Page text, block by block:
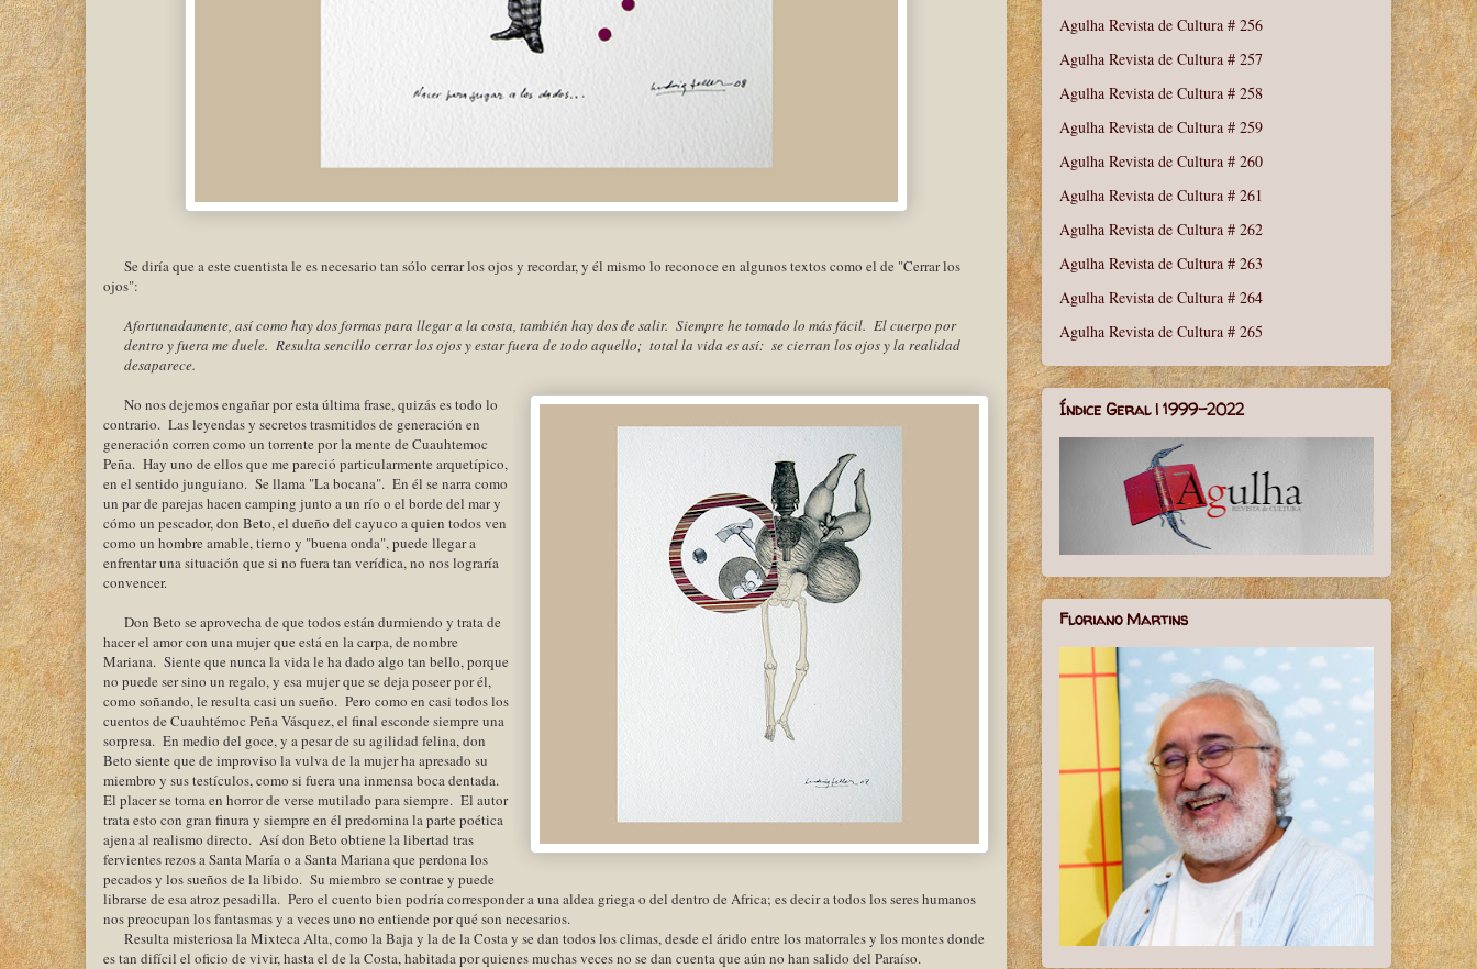
Se diría que a este cuentista le es necesario tan sólo cerrar los ojos y recordar, y él mismo lo reconoce en algunos textos como el de "Cerrar los
ojos":
Afortunadamente, así como hay dos formas para llegar a la costa, también hay dos de salir. Siempre he tomado lo más fácil. El cuerpo por
dentro y fuera me duele. Resulta sencillo cerrar los ojos y estar fuera de todo aquello; total la vida es así: se cierran los ojos y la realidad
desaparece.
No nos dejemos engañar por esta última frase, quizás es todo lo
contrario. Las leyendas y secretos trasmitidos de generación en
generación corren como un torrente por la mente de Cuauhtemoc
Peña. Hay uno de ellos que me pareció particularmente arquetípico,
en el sentido junguiano. Se llama "La bocana". En él se narra como
un par de parejas hacen camping junto a un río o el borde del mar y
cómo un pescador, don Beto, el dueño del cayuco a quien todos ven
como un hombre amable, tierno y "buena onda", puede llegar a
enfrentar una situación que si no fuera tan verídica, no nos lograría
convencer.
Don Beto se aprovecha de que todos están durmiendo y trata de
hacer el amor con una mujer que está en la carpa, de nombre
Mariana. Siente que nunca la vida le ha dado algo tan bello, porque
no puede ser sino un regalo, y esa mujer que se deja poseer por él,
como soñando, le resulta casi un sueño. Pero como en casi todos los
cuentos de Cuauhtémoc Peña Vásquez, el final esconde siempre una
sorpresa. En medio del goce, y a pesar de su agilidad felina, don
Beto siente que de improviso la vulva de la mujer ha apresado su
miembro y sus testículos, como si fuera una inmensa boca dentada.
El placer se torna en horror de verse mutilado para siempre. El autor
trata esto con gran finura y siempre en él predomina la parte poética
ajena al realismo directo. Así don Beto obtiene la libertad tras
fervientes rezos a Santa María o a Santa Mariana que perdona los
pecados y los sueños de la libido. Su miembro se contrae y puede
librarse de esa atroz pesadilla. Pero el cuento bien podría corresponder a una aldea griega o del dentro de Africa; es decir a todos los seres humanos
nos preocupan los fantasmas y a veces uno no entiende por qué son necesarios.
Resulta misteriosa la Mixteca Alta, como la Baja y la de la Costa y se dan todos los climas, desde el árido entre los matorrales y los montes donde
es tan difícil el oficio de vivir, hasta el de la Costa, habitada por quienes muchas veces no se dan cuenta que aún no han salido del Paraíso.
Agulha Revista de Cultura # 256
Agulha Revista de Cultura # 257
Agulha Revista de Cultura # 258
Agulha Revista de Cultura # 259
Agulha Revista de Cultura # 260
Agulha Revista de Cultura # 261
Agulha Revista de Cultura # 262
Agulha Revista de Cultura # 263
Agulha Revista de Cultura # 264
Agulha Revista de Cultura # 265
Índice Geral | 1999-2022
Floriano Martins